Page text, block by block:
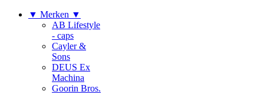
▼ Merken ▼
AB Lifestyle
- caps
Cayler &
Sons
DEUS Ex
Machina
Goorin Bros.